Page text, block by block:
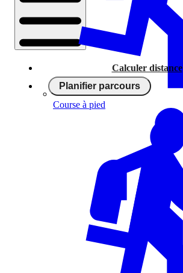
Calculer distance
Planifier parcours
Course à pied